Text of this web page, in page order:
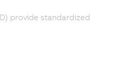
provide standardized